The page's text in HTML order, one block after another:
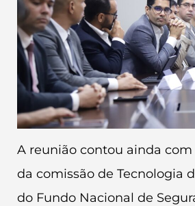
A reunião contou ainda
da comissão de Tecnologia
do Fundo Nacional de